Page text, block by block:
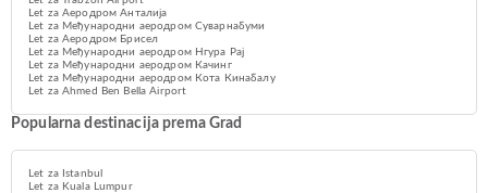
Let za Аеродром Анталија
Let za Међународни аеродром Суварнабуми
Let za Аеродром Брисел
Let za Међународни аеродром Нгура Рај
Let za Међународни аеродром Качинг
Let za Међународни аеродром Кота Кинабалу
Let za Ahmed Ben Bella Airport
Popularna destinacija prema Grad
Let za Istanbul
Let za Kuala Lumpur